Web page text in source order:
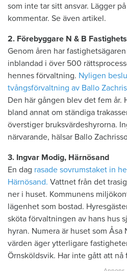
som inte tar sitt ansvar. Lägger
kommentar. Se även artikel.
2. Förebyggare N & B
Genom åren har
inblandad i över 500
hennes förvaltning. Nyligen
tvångsförvaltning av Ballo
Den här gången blev det fem år.
bland annat om ständiga
överstiger bruksvärdes­hyrorna.
närvarande, hälsar ­Ballo
3. Ingvar Modig, Härnösand
En dag rasade sovrumstaket in
Härnösand. Vattnet från det
ner i huset. Kommunens
lägenhet som bostad.
sköta förvaltningen av hans hus
hyran. Numera är huset som
värden äger ytterligare
Örnsköldsvik. Har inte gått att nå